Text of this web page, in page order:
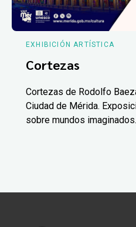
EXHIBICIÓN ARTÍSTICA
Cortezas
Cortezas de Rodolfo
Ciudad de Mérida.
sobre mundos imaginados.